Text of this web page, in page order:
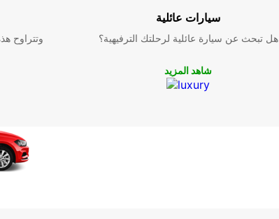
وتتراوح
سيارات عائلية
هل تبحث عن سيارة عائلية لرحلتك الترفيهية؟
شاهد المزيد